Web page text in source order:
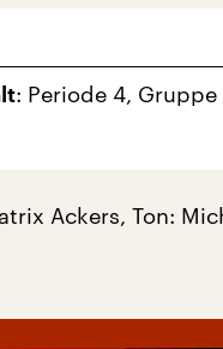
: Periode 4,
Ackers, Ton: